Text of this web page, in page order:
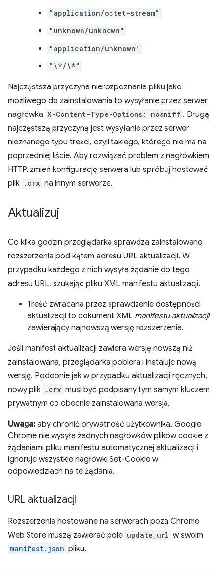
"application/octet-stream"
"unknown/unknown"
"application/unknown"
"\*/\*"
Najczęstsza przyczyna nierozpoznania pliku jako
możliwego do zainstalowania to wysyłanie przez serwer
nagłówka X-Content-Type-Options: nosniff . Drugą
najczęstszą przyczyną jest wysyłanie przez serwer
nieznanego typu treści, czyli takiego, którego nie ma na
poprzedniej liście. Aby rozwiązać problem z nagłówkiem
HTTP, zmień konfigurację serwera lub spróbuj hostować
plik .crx na innym serwerze.
Aktualizuj
Co kilka godzin przeglądarka sprawdza zainstalowane
rozszerzenia pod kątem adresu URL aktualizacji. W
przypadku każdego z nich wysyła żądanie do tego
adresu URL, szukając pliku XML manifestu aktualizacji.
Treść zwracana przez sprawdzenie dostępności
aktualizacji to dokument XML manifestu aktualizacji
zawierający najnowszą wersję rozszerzenia.
Jeśli manifest aktualizacji zawiera wersję nowszą niż
zainstalowana, przeglądarka pobiera i instaluje nową
wersję. Podobnie jak w przypadku aktualizacji ręcznych,
nowy plik .crx musi być podpisany tym samym kluczem
prywatnym co obecnie zainstalowana wersja.
Uwaga: aby chronić prywatność użytkownika, Google
Chrome nie wysyła żadnych nagłówków plików cookie z
żądaniami pliku manifestu automatycznej aktualizacji i
ignoruje wszystkie nagłówki Set-Cookie w
odpowiedziach na te żądania.
URL aktualizacji
Rozszerzenia hostowane na serwerach poza Chrome
Web Store muszą zawierać pole update_url w swoim
manifest.json pliku.